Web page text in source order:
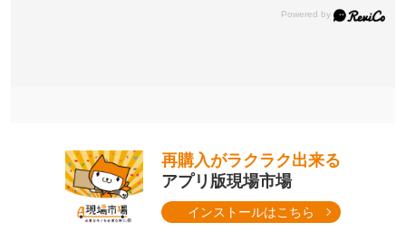
再購入がラクラク出来る
アプリ版現場市場
インストールはこちら